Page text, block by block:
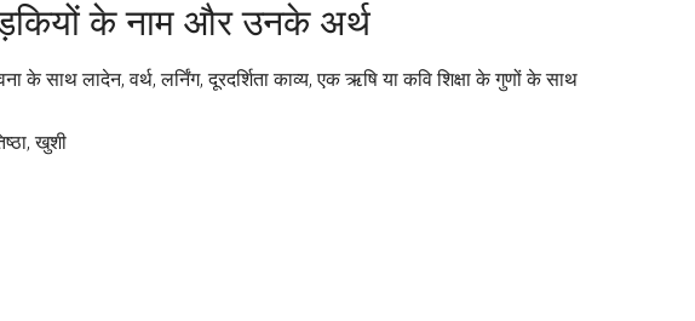
के नाम और उनके अर्थ
के साथ लादेन, वर्थ, लर्निंग, दूरदर्शिता काव्य, एक ऋषि या कवि शिक्षा के गुणों के साथ
खुशी